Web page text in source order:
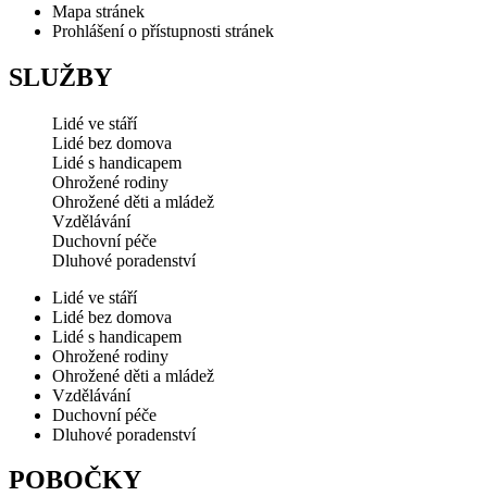
Mapa stránek
Prohlášení o přístupnosti stránek
SLUŽBY
Lidé ve stáří
Lidé bez domova
Lidé s handicapem
Ohrožené rodiny
Ohrožené děti a mládež
Vzdělávání
Duchovní péče
Dluhové poradenství
Lidé ve stáří
Lidé bez domova
Lidé s handicapem
Ohrožené rodiny
Ohrožené děti a mládež
Vzdělávání
Duchovní péče
Dluhové poradenství
POBOČKY